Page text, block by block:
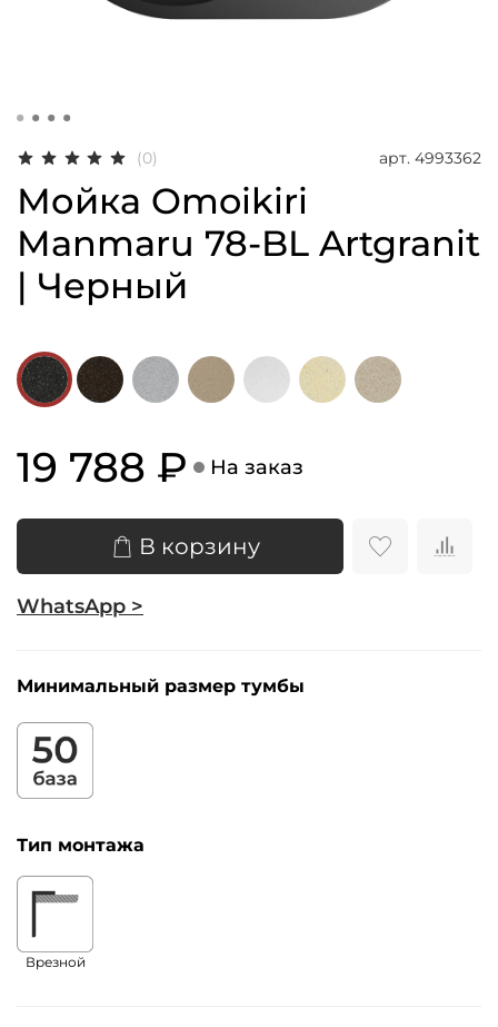
(0) арт. 4993362
Мойка Omoikiri
Manmaru 78-BL Artgranit
| Черный
19 788 ₽ На заказ
В корзину
WhatsApp >
Минимальный размер тумбы
Тип монтажа
Врезной